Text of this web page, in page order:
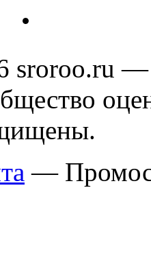
sroroo.ru —
—